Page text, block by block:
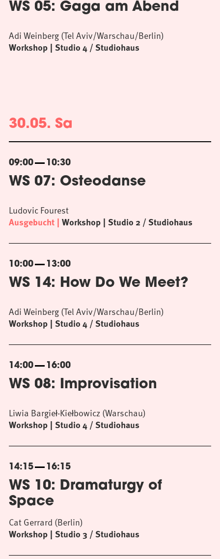
WS 05: Gaga am Abend
Workshop Studio 4 / Studiohaus
Adi Weinberg (Tel Aviv/Warschau/Berlin)
30.05. Sa
09:00 10:30
WS 07: Osteodanse
Ausgebucht Workshop Studio 2 / Studiohaus
Ludovic Fourest
10:00 13:00
WS 14: How Do We Meet?
Workshop Studio 4 / Studiohaus
Adi Weinberg (Tel Aviv/Warschau/Berlin)
14:00 16:00
WS 08: Improvisation
Workshop Studio 4 / Studiohaus
Liwia Bargieł-Kiełbowicz (Warschau)
14:15 16:15
WS 10: Dramaturgy of
Space
Workshop Studio 3 / Studiohaus
Cat Gerrard (Berlin)